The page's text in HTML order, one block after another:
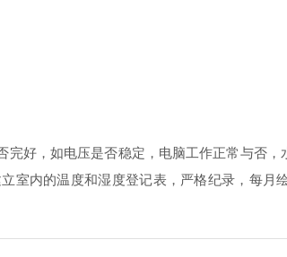
好，如电压是否稳定，电脑工作正常与否
内的温度和湿度登记表，严格纪录，每